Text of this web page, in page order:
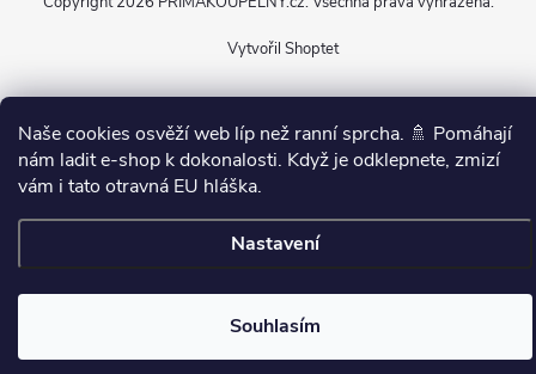
Naše cookies osvěží web líp než ranní sprcha. 🚿 Pomáhají
nám ladit e-shop k dokonalosti. Když je odklepnete, zmizí
vám i tato otravná EU hláška.
Nastavení
Souhlasím
Vytvořil Shoptet